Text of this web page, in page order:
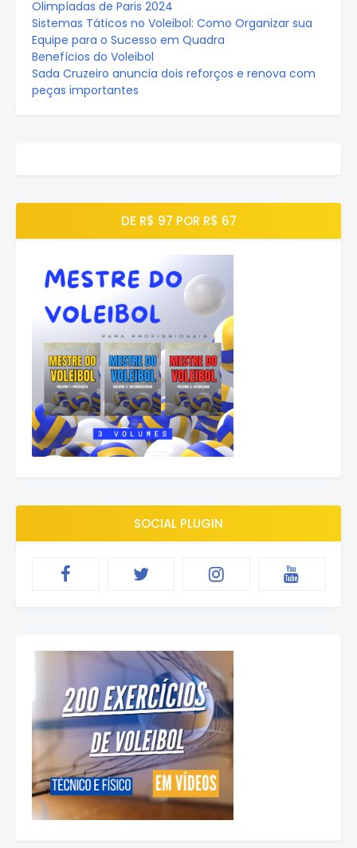
Olimpíadas de Paris 2024
Sistemas Táticos no Voleibol: Como Organizar sua
Equipe para o Sucesso em Quadra
Benefícios do Voleibol
Sada Cruzeiro anuncia dois reforços e renova com
peças importantes
DE R$ 97 POR R$ 67
SOCIAL PLUGIN